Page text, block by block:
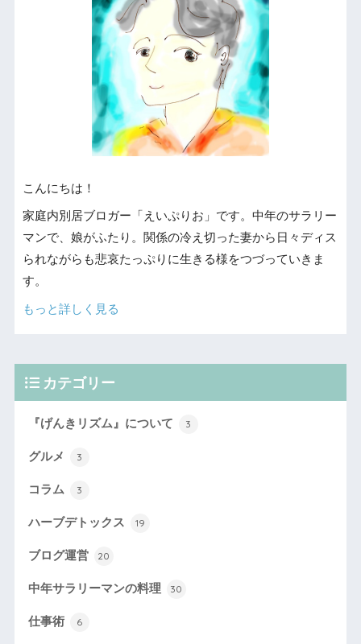
こんにちは！
家庭内別居ブロガー「えいぷりお」です。中年のサラリー
マンで、娘がふたり。関係の冷え切った妻から日々ディス
られながらも悲哀たっぷりに生きる様をつづっていきま
す。
もっと詳しく見る
カテゴリー
『げんきリズム』について 3
グルメ 3
コラム 3
ハーブデトックス 19
ブログ運営 20
中年サラリーマンの料理 30
仕事術 6